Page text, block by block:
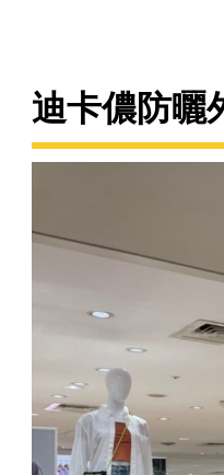
迪卡儂防曬